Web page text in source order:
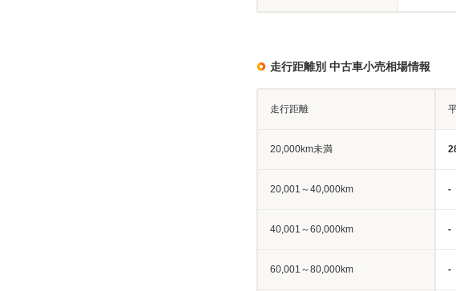
走行距離別 中古車小売相場情報
走行距離
20,000km未満
20,001～40,000km -
40,001～60,000km -
60,001～80,000km -